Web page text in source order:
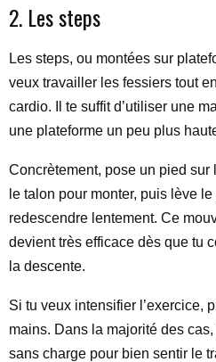
2. Les steps
Les steps, ou montées sur
veux travailler les fessiers tout
cardio. Il te suffit d’utiliser une
une plateforme un peu plus
Concrètement, pose un pied
le talon pour monter, puis lève
redescendre lentement. Ce
devient très efficace dès que tu
la descente.
Si tu veux intensifier l’exercice,
mains. Dans la majorité des
sans charge pour bien sentir le